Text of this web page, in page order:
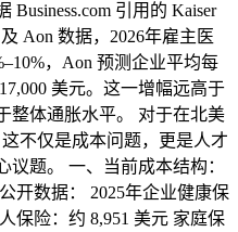
引用的 Kaiser
Aon 数据，2026年雇主医
，Aon 预测企业平均每
美元。这一增幅远高于
整体通胀水平。 对于在北美
不仅是成本问题，更是人才
议题。 一、当前成本结构：
开数据： 2025年企业健康保
保险：约 8,951 美元 家庭保